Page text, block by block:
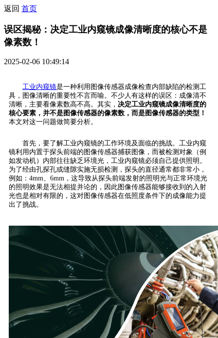
返回 首页
误区揭秘：决定工业内窥镜成像清晰度的核心不是
像素数！
2025-02-06 10:49:14
工业内窥镜是一种利用图像传感器成像检查内部缺陷的检测工
具，图像清晰的重要性不言而喻。不少人有这样的误区：成像清不
清晰，主要看像素数高不高。其实， 决定工业内窥镜成像清晰度的
核心要素，并不是图像传感器的像素数，而是图像传感器的类型！
本文对这一问题做简要分析。
首先，要了解工业内窥镜的工作环境及面临的挑战。工业内窥
镜利用内置于探头前端的图像传感器捕获图像，而被检测对象（例
如发动机）内部往往缺乏环境光，工业内窥镜必须自己提供照明。
为了经由孔探孔或缝隙实施无损检测，探头的直径通常都非常小，
例如：4mm、6mm，这导致从探头前端发射的照明光与正常环境光
的照明效果是无法相提并论的，因此图像传感器能够接收到的入射
光也是相对有限的，这对图像传感器在低照度条件下的成像能力提
出了挑战。